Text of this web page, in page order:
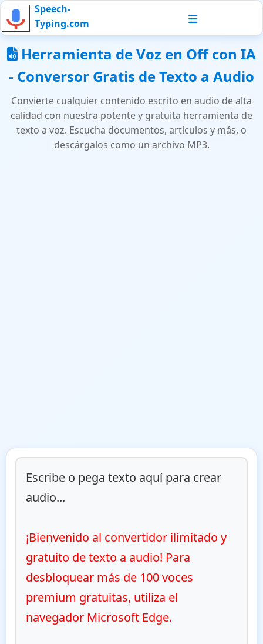
Speech-
Typing.com
Herramienta de Voz en Off con IA
- Conversor Gratis de Texto a Audio
Convierte cualquier contenido escrito en audio de alta
calidad con nuestra potente y gratuita herramienta de
texto a voz. Escucha documentos, artículos y más, o
descárgalos como un archivo MP3.
Escribe o pega texto aquí para crear
audio...
¡Bienvenido al convertidor ilimitado y
gratuito de texto a audio! Para
desbloquear más de 100 voces
premium gratuitas, utiliza el
navegador Microsoft Edge.